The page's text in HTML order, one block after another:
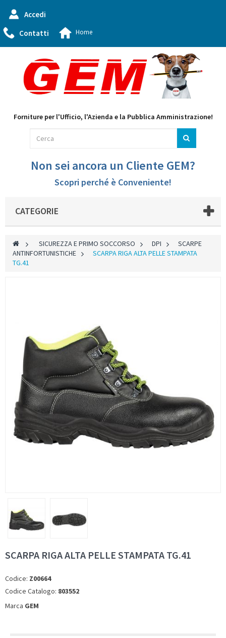
Accedi
Contatti
Home
Forniture per l'Ufficio, l'Azienda e la Pubblica Amministrazione!
Non sei ancora un Cliente GEM?
Scopri perché è Conveniente!
CATEGORIE
> SICUREZZA E PRIMO SOCCORSO > DPI >
SCARPE
ANTINFORTUNISTICHE >
SCARPA RIGA ALTA PELLE STAMPATA
TG.41
SCARPA RIGA ALTA PELLE STAMPATA TG.41
Codice: Z00664
Codice Catalogo: 803552
Marca GEM